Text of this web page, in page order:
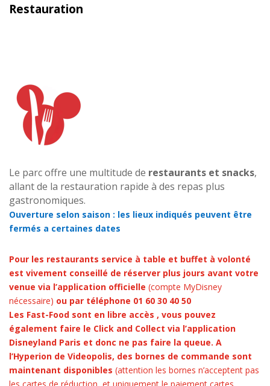
Restauration
Le parc offre une multitude de restaurants et snacks,
allant de la restauration rapide à des repas plus
gastronomiques.
Ouverture selon saison : les lieux indiqués peuvent être
fermés a certaines dates
Pour les restaurants service à table et buffet à volonté
est vivement conseillé de réserver plus jours avant votre
venue via l’application officielle (compte MyDisney
nécessaire) ou par téléphone 01 60 30 40 50
Les Fast-Food sont en libre accès , vous pouvez
également faire le Click and Collect via l’application
Disneyland Paris et donc ne pas faire la queue. A
l’Hyperion de Videopolis, des bornes de commande sont
maintenant disponibles (attention les bornes n’acceptent pas
les cartes de réduction, et uniquement le paiement cartes